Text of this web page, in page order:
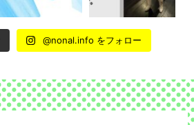
@nonal.info をフォロー